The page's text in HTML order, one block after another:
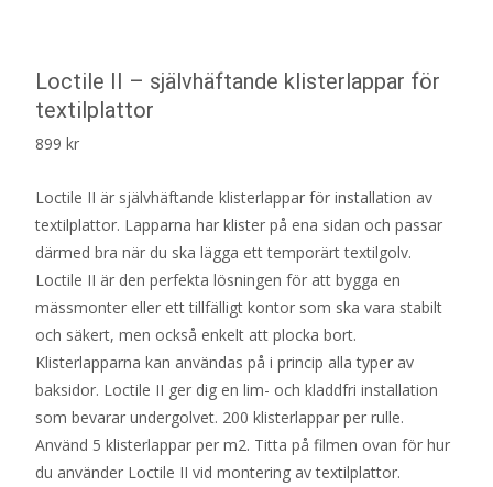
Loctile II – självhäftande klisterlappar för
textilplattor
899 kr
Loctile II är självhäftande klisterlappar för installation av
textilplattor. Lapparna har klister på ena sidan och passar
därmed bra när du ska lägga ett temporärt textilgolv.
Loctile II är den perfekta lösningen för att bygga en
mässmonter eller ett tillfälligt kontor som ska vara stabilt
och säkert, men också enkelt att plocka bort.
Klisterlapparna kan användas på i princip alla typer av
baksidor. Loctile II ger dig en lim- och kladdfri installation
som bevarar undergolvet. 200 klisterlappar per rulle.
Använd 5 klisterlappar per m2. Titta på filmen ovan för hur
du använder Loctile II vid montering av textilplattor.